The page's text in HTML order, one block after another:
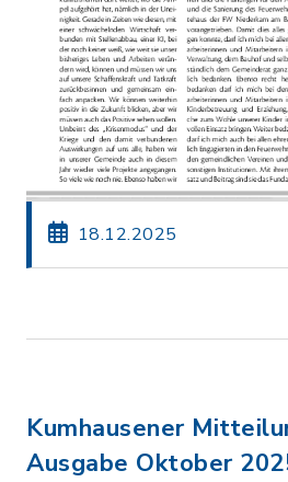
18.12.2025
Kumhausener
Ausgabe Oktober